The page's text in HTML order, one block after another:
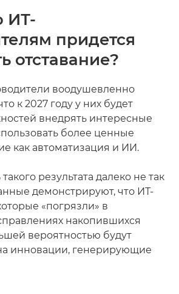
ИТ-
придется
отставание?
воодушевленно
к 2027 году у них будет
внедрять интересные
более ценные
как автоматизация и ИИ.
результата далеко не так
демонстрируют, что ИТ-
«погрязли» в
накопившихся
вероятностью будут
инновации, генерирующие